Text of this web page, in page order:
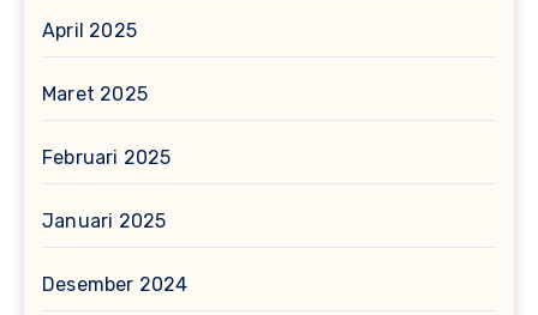
April 2025
Maret 2025
Februari 2025
Januari 2025
Desember 2024